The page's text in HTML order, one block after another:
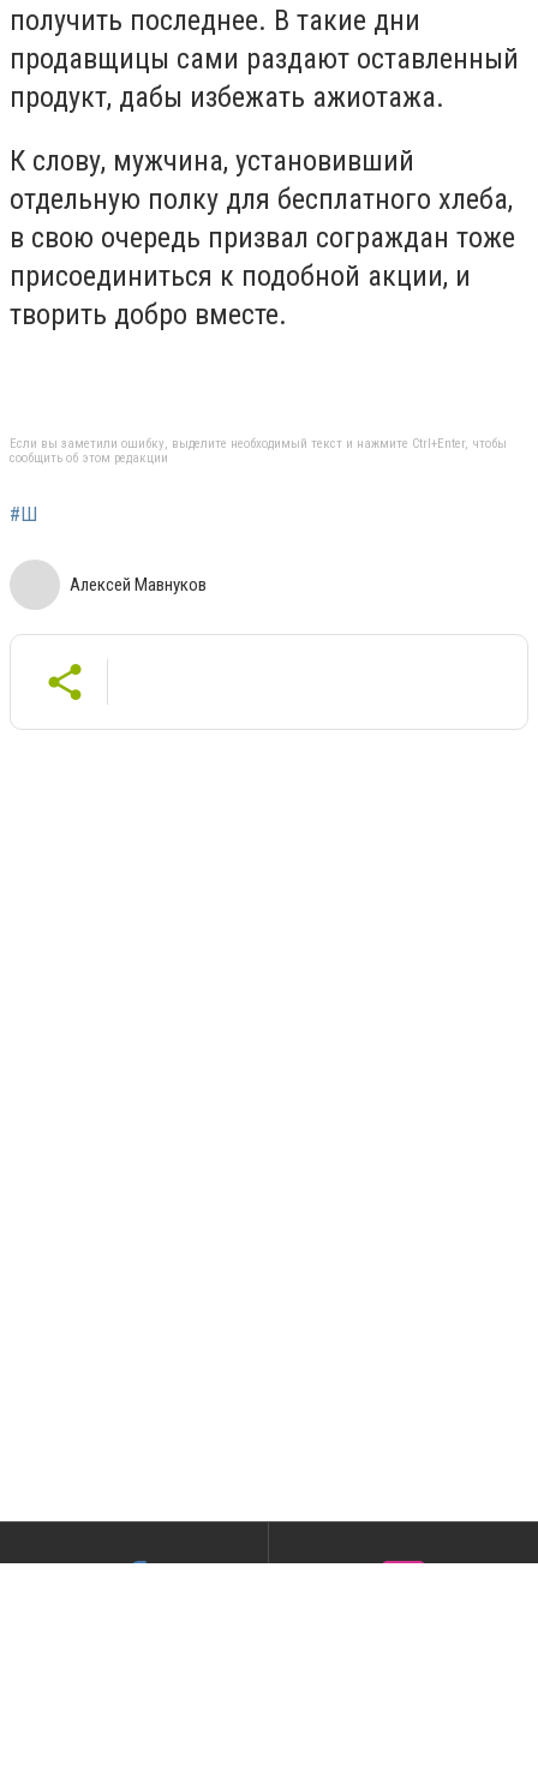
получить последнее. В такие дни
продавщицы сами раздают оставленный
продукт, дабы избежать ажиотажа.
К слову, мужчина, установивший
отдельную полку для бесплатного хлеба,
в свою очередь призвал сограждан тоже
присоединиться к подобной акции, и
творить добро вместе.
Если вы заметили ошибку, выделите необходимый текст и нажмите Ctrl+Enter, чтобы
сообщить об этом редакции
#Ш
Алексей Мавнуков